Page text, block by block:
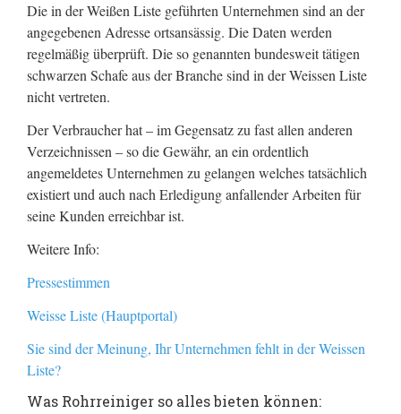
Die in der Weißen Liste geführten Unternehmen sind an der
angegebenen Adresse ortsansässig. Die Daten werden
regelmäßig überprüft. Die so genannten bundesweit tätigen
schwarzen Schafe aus der Branche sind in der Weissen Liste
nicht vertreten.
Der Verbraucher hat – im Gegensatz zu fast allen anderen
Verzeichnissen – so die Gewähr, an ein ordentlich
angemeldetes Unternehmen zu gelangen welches tatsächlich
existiert und auch nach Erledigung anfallender Arbeiten für
seine Kunden erreichbar ist.
Weitere Info:
Pressestimmen
Weisse Liste (Hauptportal)
Sie sind der Meinung, Ihr Unternehmen fehlt in der Weissen
Liste?
Was Rohrreiniger so alles bieten können: